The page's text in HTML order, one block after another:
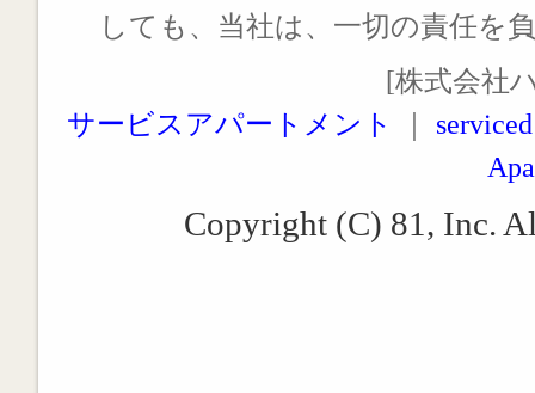
しても、当社は、一切の責任を
[株式会社
サービスアパートメント
Copyright (C) 81, Inc.